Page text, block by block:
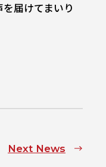
届けてまいり
Next News